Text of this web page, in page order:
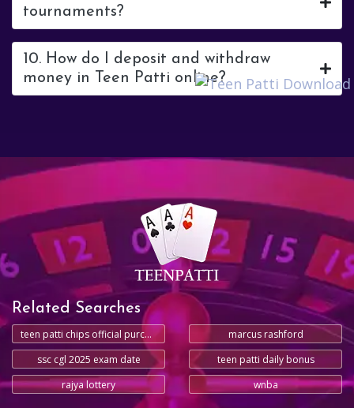
tournaments?
10. How do I deposit and withdraw
money in Teen Patti online?
Related Searches
teen patti chips official purchase
marcus rashford
ssc cgl 2025 exam date
teen patti daily bonus
rajya lottery
wnba